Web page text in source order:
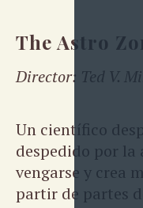
The Astro
Director: Ted V.
Un científico
despedido por la
vengarse y crea
partir de partes